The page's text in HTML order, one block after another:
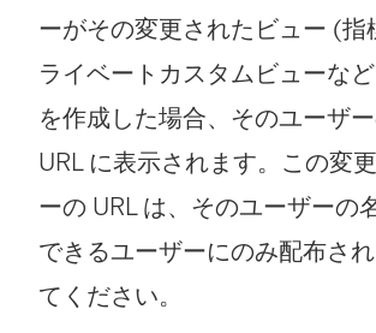
ーがその変更されたビュー (指
ライベートカスタムビューな
を作成した場合、そのユーザ
URL に表示されます。この変
ーの URL は、そのユーザーの
できるユーザーにのみ配布さ
てください。